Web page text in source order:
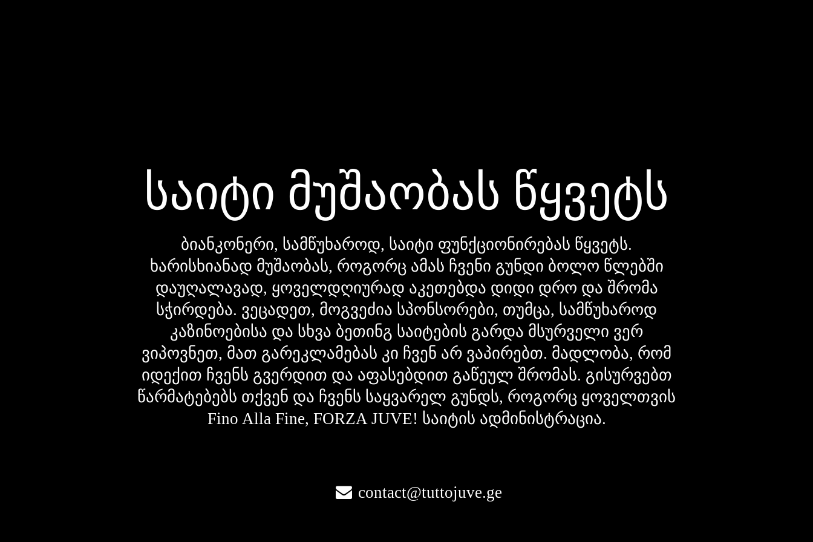
საიტი მუშაობას წყვეტს
ბიანკონერი, სამწუხაროდ, საიტი ფუნქციონირებას წყვეტს.
ხარისხიანად მუშაობას, როგორც ამას ჩვენი გუნდი ბოლო წლებში
დაუღალავად, ყოველდღიურად აკეთებდა დიდი დრო და შრომა
სჭირდება. ვეცადეთ, მოგვეძია სპონსორები, თუმცა, სამწუხაროდ
კაზინოებისა და სხვა ბეთინგ საიტების გარდა მსურველი ვერ
ვიპოვნეთ, მათ გარეკლამებას კი ჩვენ არ ვაპირებთ. მადლობა, რომ
იდექით ჩვენს გვერდით და აფასებდით გაწეულ შრომას. გისურვებთ
წარმატებებს თქვენ და ჩვენს საყვარელ გუნდს, როგორც ყოველთვის
Fino Alla Fine, FORZA JUVE! საიტის ადმინისტრაცია.
contact@tuttojuve.ge